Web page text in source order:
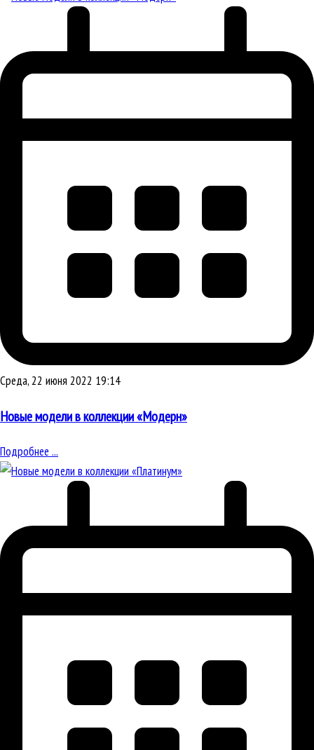
Среда, 22 июня 2022 19:14
Новые модели в коллекции «Модерн»
Подробнее ...